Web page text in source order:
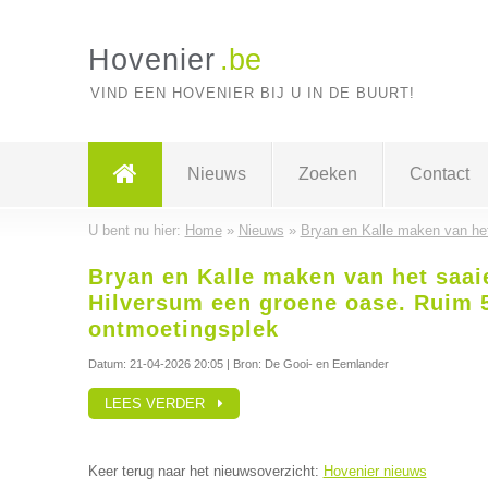
Hovenier .be
VIND EEN HOVENIER BIJ U IN DE BUURT!
Nieuws Zoeken Contact
U bent nu hier: Home» Nieuws » Bryan en Kalle maken van
Bryan en Kalle maken van het
Hilversum een groene oase. Ruim
ontmoetingsplek
Datum: 21-04-2026 20:05| Bron: De Gooi- en Eemlander
LEES VERDER
Keer terug naar het nieuwsoverzicht: Hovenier nieuws